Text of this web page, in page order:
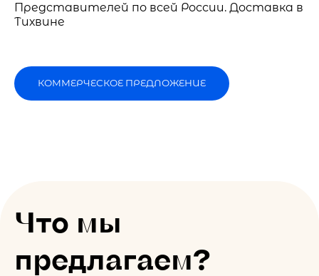
Представителей по всей России. Доставка в
Тихвине
КОММЕРЧЕСКОЕ ПРЕДЛОЖЕНИЕ
Что мы
предлагаем?